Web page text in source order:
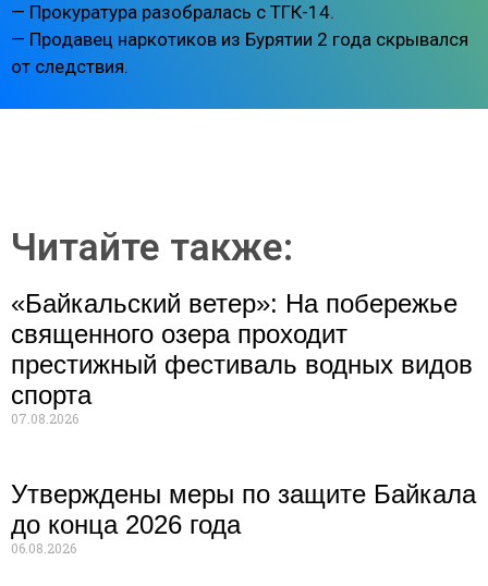
— Прокуратура разобралась с ТГК-14.
— Продавец наркотиков из Бурятии 2 года скрывался
от следствия.
Читайте также:
«Байкальский ветер»: На побережье
священного озера проходит
престижный фестиваль водных видов
спорта
07.08.2026
Утверждены меры по защите Байкала
до конца 2026 года
06.08.2026